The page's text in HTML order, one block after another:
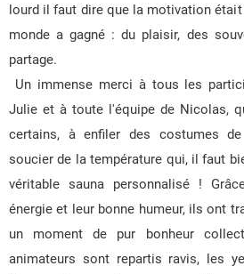
lourd il faut dire que la motivation
monde a gagné : du plaisir, des
partage.
Un immense merci à tous les
Julie et à toute l'équipe de Nicolas,
certains, à enfiler des costumes
soucier de la température qui, il faut
véritable sauna personnalisé !
énergie et leur bonne humeur, ils ont
un moment de pur bonheur
animateurs sont repartis ravis, les